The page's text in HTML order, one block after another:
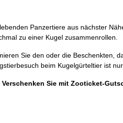
Panzertiere aus nächster
zu einer Kugel zusammenrollen.
Sie den oder die Beschenkten,
beim Kugelgürteltier ist
Sie mit Zooticket-